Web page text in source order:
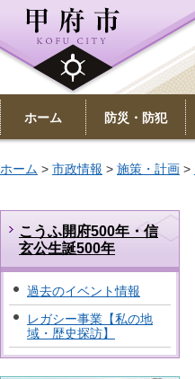
ホーム 防災・防犯
ホーム > 市政情報 > 施策・計画 >
こうふ開府500年・信
玄公生誕500年
過去のイベント情報
レガシー事業【私の地
域・歴史探訪】